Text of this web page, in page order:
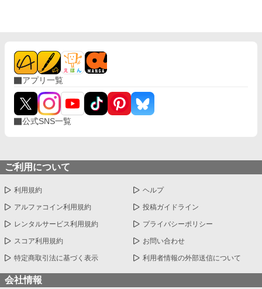
アプリ一覧
公式SNS一覧
ご利用について
利用規約 ヘルプ
アルファコイン利用規約 投稿ガイドライン
レンタルサービス利用規約 プライバシーポリシー
スコア利用規約 お問い合わせ
特定商取引法に基づく表示 利用者情報の外部送信について
会社情報